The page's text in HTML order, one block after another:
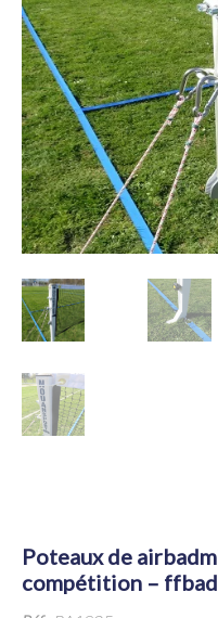
poteaux de airbadminton sur gazon – acier –
compétition – ffbad